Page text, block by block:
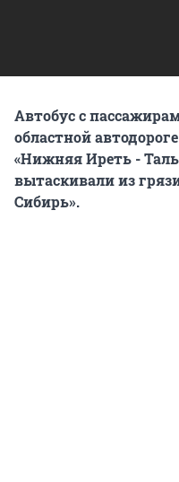
Автобус с
областной
«Нижняя Иреть -
вытаскивали из
Сибирь».